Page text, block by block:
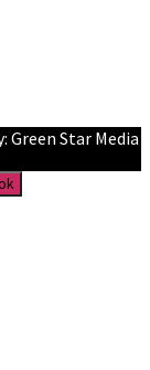
Green Star Media